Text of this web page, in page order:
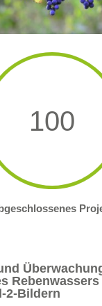
100
2-Bildern